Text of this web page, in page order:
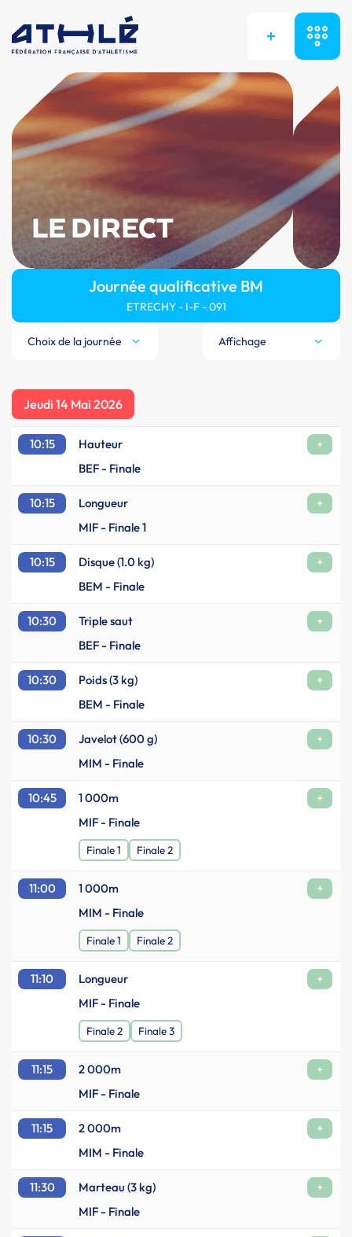
+
LE DIRECT
Journée qualificative BM
ETRECHY - I-F - 091
Choix de la journée Affichage
Jeudi 14 Mai 2026
10:15 Hauteur
+
BEF - Finale
10:15 Longueur
+
MIF - Finale 1
10:15 Disque (1.0 kg)
+
BEM - Finale
10:30 Triple saut
+
BEF - Finale
10:30 Poids (3 kg)
+
BEM - Finale
10:30 Javelot (600 g)
+
MIM - Finale
10:45 1 000m
+
MIF - Finale
Finale 1 Finale 2
11:00 1 000m
+
MIM - Finale
Finale 1 Finale 2
11:10 Longueur
+
MIF - Finale
Finale 2 Finale 3
11:15 2 000m
+
MIF - Finale
11:15 2 000m
+
MIM - Finale
11:30 Marteau (3 kg)
+
MIF - Finale